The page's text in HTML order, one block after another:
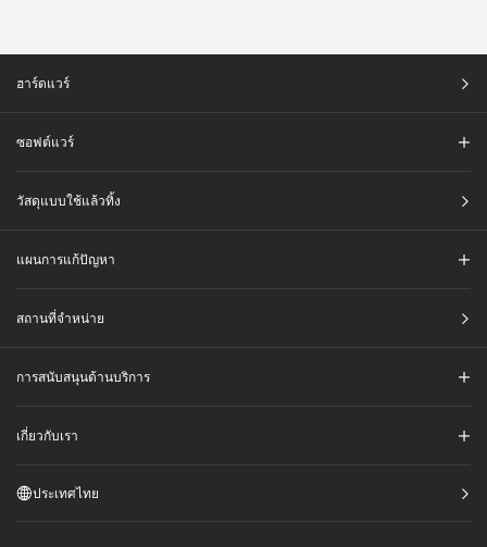
ฮาร์ดแวร์
ซอฟต์แวร์
วัสดุแบบใช้แล้วทิ้ง
แผนการแก้ปัญหา
สถานที่จำหน่าย
การสนับสนุนด้านบริการ
เกี่ยวกับเรา
ประเทศไทย